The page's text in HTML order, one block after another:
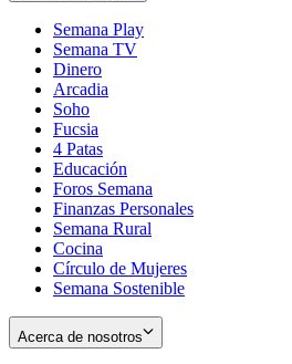
Semana Play
Semana TV
Dinero
Arcadia
Soho
in
new
window
Fucsia
in
new
window
4 Patas
Educación
Foros Semana
Finanzas Personales
Semana Rural
Cocina
Círculo de Mujeres
Semana Sostenible
Acerca de nosotros